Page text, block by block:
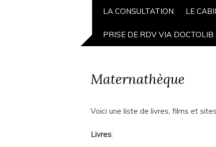
LA CONSULTATION LE
PRISE DE RDV VIA DOCTOLIB
Maternathèque
Voici une liste de livres, films et
Livres: